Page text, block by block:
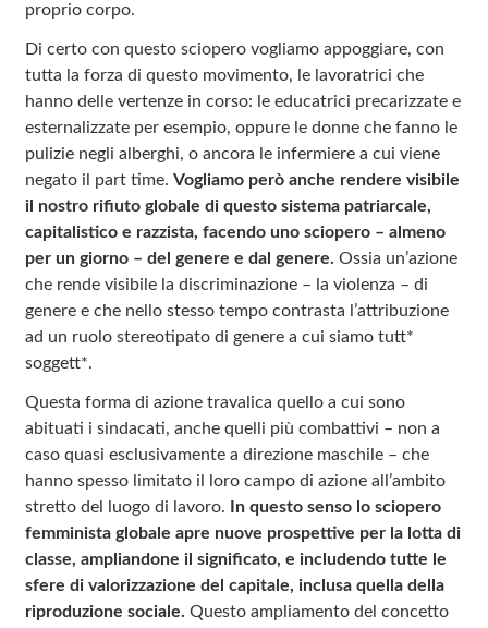
proprio corpo.
Di certo con questo sciopero vogliamo appoggiare, con
tutta la forza di questo movimento, le lavoratrici che
hanno delle vertenze in corso: le educatrici precarizzate e
esternalizzate per esempio, oppure le donne che fanno le
pulizie negli alberghi, o ancora le infermiere a cui viene
negato il part time. Vogliamo però anche rendere visibile
il nostro rifiuto globale di questo sistema patriarcale,
capitalistico e razzista, facendo uno sciopero – almeno
per un giorno – del genere e dal genere. Ossia un’azione
che rende visibile la discriminazione – la violenza – di
genere e che nello stesso tempo contrasta l’attribuzione
ad un ruolo stereotipato di genere a cui siamo tutt*
soggett*.
Questa forma di azione travalica quello a cui sono
abituati i sindacati, anche quelli più combattivi – non a
caso quasi esclusivamente a direzione maschile – che
hanno spesso limitato il loro campo di azione all’ambito
stretto del luogo di lavoro.
In questo senso lo sciopero
femminista globale apre nuove prospettive per la lotta di
classe, ampliandone il significato, e includendo tutte le
sfere di valorizzazione del capitale, inclusa quella della
riproduzione sociale. Questo ampliamento del concetto